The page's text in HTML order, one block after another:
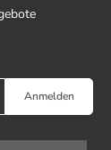
Anmelden